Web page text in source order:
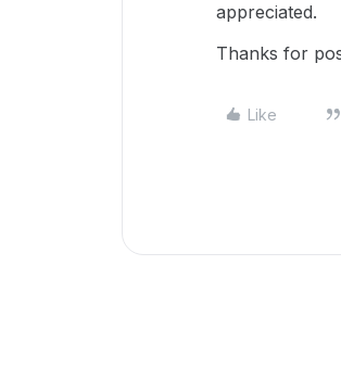
appreciated.
Thanks for
Like